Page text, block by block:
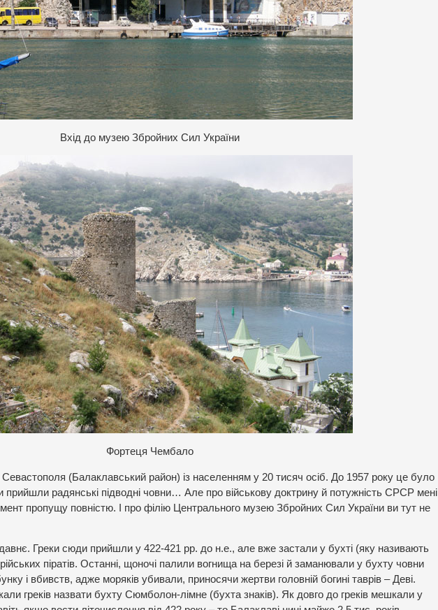
Вхід до музею Збройних Сил України
Фортеця Чембало
(Балаклавський район) із населенням у 20 тисяч осіб. До 1957 року це було
прийшли радянські підводні човни… Але про військову доктрину й потужність СРСР мені
пропущу повністю. І про філію Центрального музею Збройних Сил України ви тут не
Греки сюди прийшли у 422-421 рр. до н.е., але вже застали у бухті (яку називають
піратів. Останні, щоночі палили вогнища на березі й заманювали у бухту човни
і вбивств, адже моряків убивали, приносячи жертви головній богині таврів – Деві.
греків назвати бухту Сюмболон-лімне (бухта знаків). Як довго до греків мешкали у